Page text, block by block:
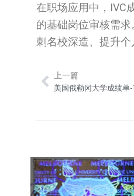
在职场应用中，IVC
的基础岗位审核需
刺名校深造、提升个
Prev
上一篇
美国俄勒冈大学成绩